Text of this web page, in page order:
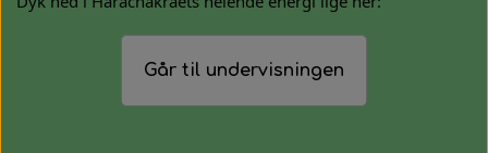
Går til undervisningen